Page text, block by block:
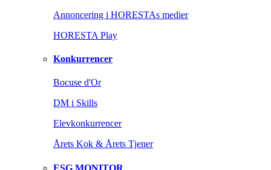
Annoncering i HORESTAs medier
HORESTA Play
Konkurrencer
Bocuse d'Or
DM i Skills
Elevkonkurrencer
Årets Kok & Årets Tjener
ESG MONITOR